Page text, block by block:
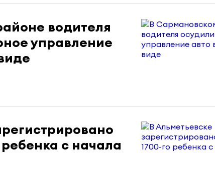
водителя
управление
с начала